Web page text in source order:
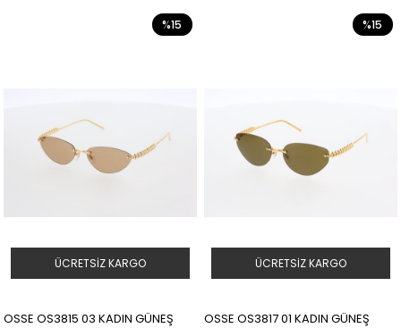
OSSE OS3815 03 KADIN GÜNEŞ
%15
ÜCRETSIZ KARGO
OSSE OS3817 01 KADIN GÜNEŞ
%15
ÜCRETSIZ KARGO